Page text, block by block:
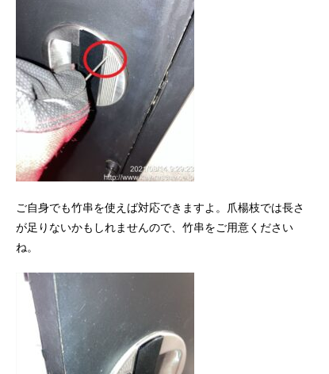
ご自身でも竹串を使えば対応できますよ。爪楊枝では長さ
が足りないかもしれませんので、竹串をご用意ください
ね。